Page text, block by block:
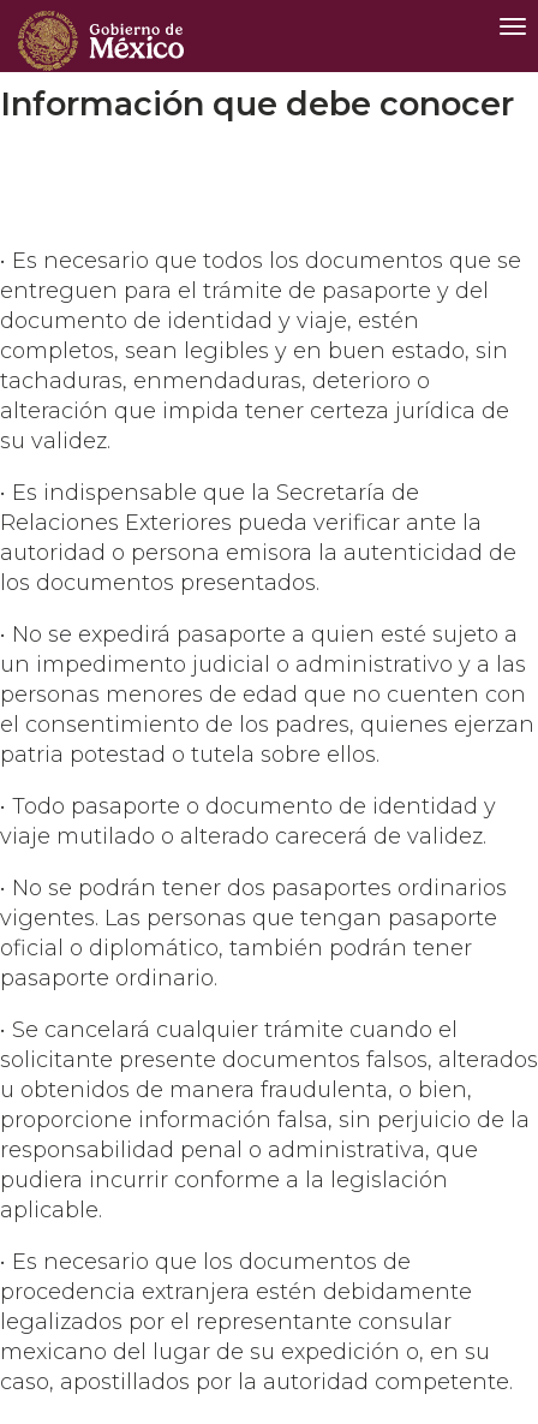
Información que debe conocer
• Es necesario que todos los documentos que se
entreguen para el trámite de pasaporte y del
documento de identidad y viaje, estén
completos, sean legibles y en buen estado, sin
tachaduras, enmendaduras, deterioro o
alteración que impida tener certeza jurídica de
su validez.
• Es indispensable que la Secretaría de
Relaciones Exteriores pueda verificar ante la
autoridad o persona emisora la autenticidad de
los documentos presentados.
• No se expedirá pasaporte a quien esté sujeto a
un impedimento judicial o administrativo y a las
personas menores de edad que no cuenten con
el consentimiento de los padres, quienes ejerzan
patria potestad o tutela sobre ellos.
• Todo pasaporte o documento de identidad y
viaje mutilado o alterado carecerá de validez.
• No se podrán tener dos pasaportes ordinarios
vigentes. Las personas que tengan pasaporte
oficial o diplomático, también podrán tener
pasaporte ordinario.
• Se cancelará cualquier trámite cuando el
solicitante presente documentos falsos, alterados
u obtenidos de manera fraudulenta, o bien,
proporcione información falsa, sin perjuicio de la
responsabilidad penal o administrativa, que
pudiera incurrir conforme a la legislación
aplicable.
• Es necesario que los documentos de
procedencia extranjera estén debidamente
legalizados por el representante consular
mexicano del lugar de su expedición o, en su
caso, apostillados por la autoridad competente.